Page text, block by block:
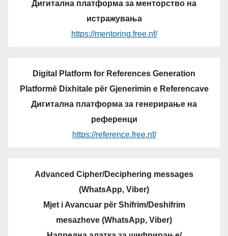
Дигитална платформа за менторство на
истражувања
https://mentoring.free.nf/
Digital Platform for References Generation
Platformë Dixhitale për Gjenerimin e Referencave
Дигитална платформа за генерирање на
референци
https://reference.free.nf/
Advanced Cipher/Deciphering messages
(WhatsApp, Viber)
Mjet i Avancuar për Shifrim/Deshifrim
mesazheve (WhatsApp, Viber)